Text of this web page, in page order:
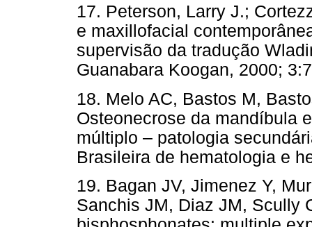
17. Peterson, Larry J.;
e maxillofacial
supervisão da tradução
Guanabara Koogan,
18. Melo AC, Bastos M,
Osteonecrose da mandíbula
múltiplo – patologia
Brasileira de hematologia e
19. Bagan JV, Jimenez Y,
Sanchis JM, Diaz JM, Scully